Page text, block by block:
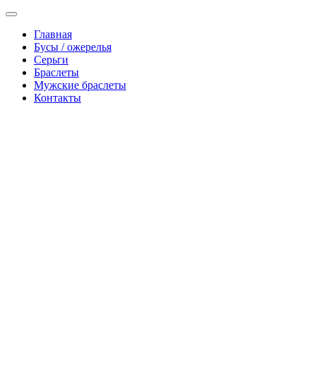
Главная
Бусы / ожерелья
Серьги
Браслеты
Мужские браслеты
Контакты